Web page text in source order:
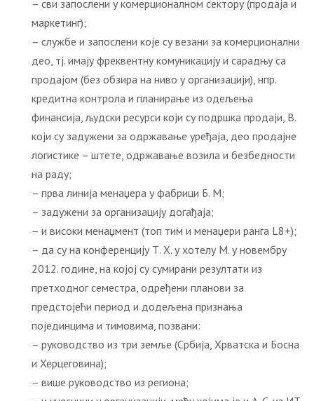
– сви запослени у комерционалном сектору (продаја и
маркетинг);
– службе и запослени које су везани за комерционални
део, тј. имају фреквентну комуникацију и сарадњу са
продајом (без обзира на ниво у организацији), нпр.
кредитна контрола и планирање из одељења
финансија, људски ресурси који су подршка продаји, B.
који су задужени за одржавање уређаја, део продајне
логистике – штете, одржавање возила и безбедности
на раду;
– прва линија менаџера у фабрици Б. М;
– задужени за организацију догађаја;
– и високи менаџмент (топ тим и менаџери ранга L8+);
– да су на конференцију Т. Х. у хотелу М. у новембру
2012. године, на којој су сумирани резултати из
претходног семестра, одређени планови за
предстојећи период и додељена признања
појединцима и тимовима, позвани:
– руководство из три земље (Србија, Хрватска и Босна
и Херцеговина);
– више руководство из региона;